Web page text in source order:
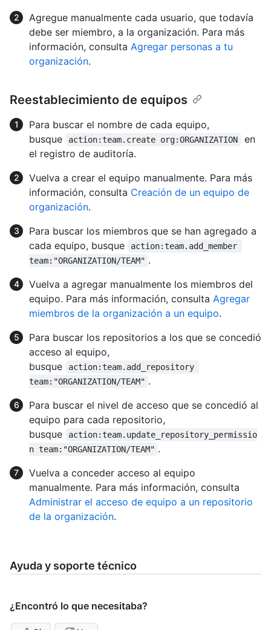
Agregue manualmente cada usuario, que todavía
debe ser miembro, a la organización. Para más
información, consulta Agregar personas a tu
organización.
Reestablecimiento de equipos
Para buscar el nombre de cada equipo,
busque
action:team.create org:ORGANIZATION
en
el registro de auditoría.
Vuelva a crear el equipo manualmente. Para más
información, consulta Creación de un equipo de
organización.
Para buscar los miembros que se han agregado a
cada equipo, busque
action:team.add_member
team:"ORGANIZATION/TEAM" .
Vuelva a agregar manualmente los miembros del
equipo. Para más información, consulta Agregar
miembros de la organización a un equipo.
Para buscar los repositorios a los que se concedió
acceso al equipo,
busque
action:team.add_repository
team:"ORGANIZATION/TEAM" .
Para buscar el nivel de acceso que se concedió al
equipo para cada repositorio,
busque
action:team.update_repository_permissio
n team:"ORGANIZATION/TEAM" .
Vuelva a conceder acceso al equipo
manualmente. Para más información, consulta
Administrar el acceso de equipo a un repositorio
de la organización.
Ayuda y soporte técnico
¿Encontró lo que necesitaba?